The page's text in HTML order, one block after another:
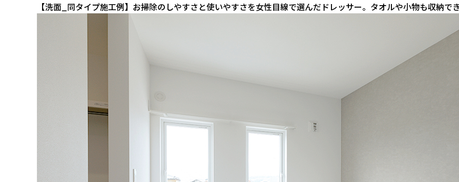
【洗面_同タイプ施工例】お掃除のしやすさと使いやすさを女性目線で選んだドレッサー。タオルや小物も収納で